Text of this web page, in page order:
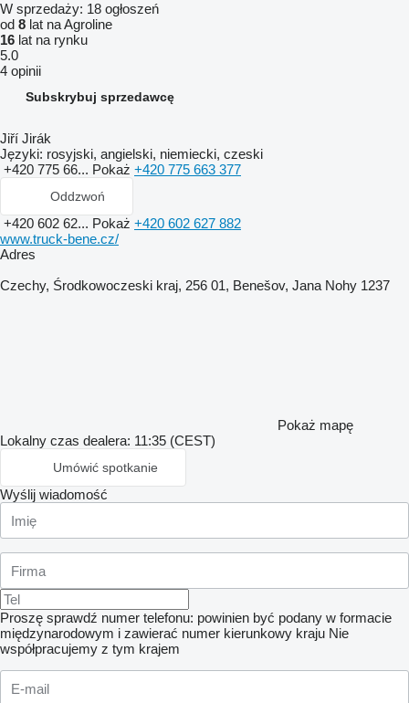
W sprzedaży: 18 ogłoszeń
od 8 lat na Agroline
16 lat na rynku
5.0
4 opinii
Subskrybuj sprzedawcę
Jiří Jirák
Języki: rosyjski, angielski, niemiecki, czeski
+420 775 66... Pokaż +420 775 663 377
Oddzwoń
+420 602 62... Pokaż +420 602 627 882
www.truck-bene.cz/
Adres
Czechy, Środkowoczeski kraj, 256 01, Benešov, Jana Nohy 1237
Pokaż mapę
Lokalny czas dealera: 11:35 (CEST)
Umówić spotkanie
Wyślij wiadomość
Proszę sprawdź numer telefonu: powinien być podany w formacie
międzynarodowym i zawierać numer kierunkowy kraju Nie
współpracujemy z tym krajem